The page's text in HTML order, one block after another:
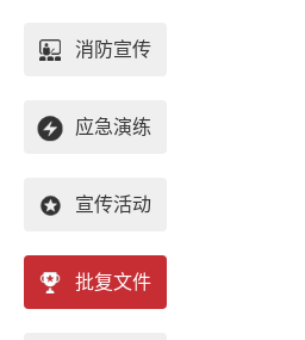
消防宣传
应急演练
宣传活动
批复文件